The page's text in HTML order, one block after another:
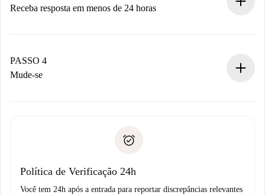
Receba resposta em menos de 24 horas
proprietário.
Se recusada: não cobraremos nada e ofereceremos
Débito direto bancário
PASSO 4
Mude-se
não comunicar nenhum problema.
Política de Verificação 24h
Você tem 24h após a entrada para reportar discrepâncias relevantes